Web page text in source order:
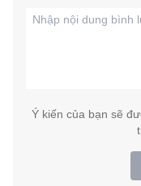
Ý kiến của bạn sẽ